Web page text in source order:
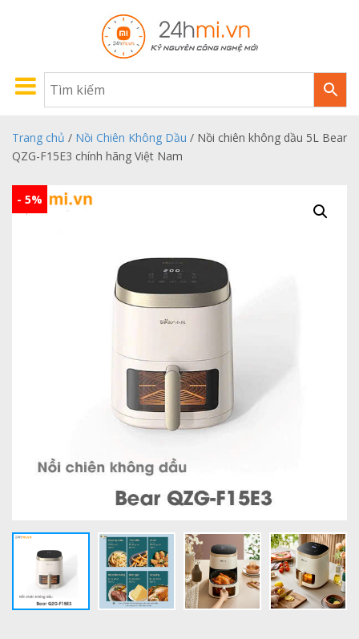
Trang chủ / Nồi Chiên Không Dầu / Nồi chiên không dầu 5L Bear
QZG-F15E3 chính hãng Việt Nam
- 5%